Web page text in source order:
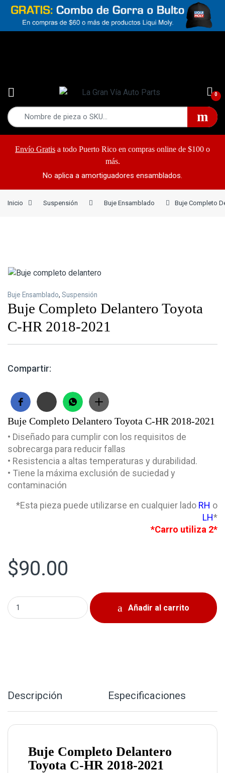
0
Envío Gratis a todo Puerto Rico en compras online de $100 o
más.
No aplica a amortiguadores ensamblados.
Inicio Suspensión Buje Ensamblado Buje Completo
Buje Ensamblado, Suspensión
Buje Completo Delantero Toyota
C-HR 2018-2021
Compartir:
Buje Completo Delantero Toyota C-HR 2018-2021
• Diseñado para cumplir con los requisitos de
sobrecarga para reducir fallas
• Resistencia a altas temperaturas y durabilidad.
• Tiene la máxima exclusión de suciedad y
contaminación
*Esta pieza puede utilizarse en cualquier lado RH o
LH*
*Carro utiliza 2*
$90.00
Buje Completo Delantero Toyota C-HR 2018-2021
Añadir al carrito
Descripción Especificaciones
Buje Completo Delantero
Toyota C-HR 2018-2021